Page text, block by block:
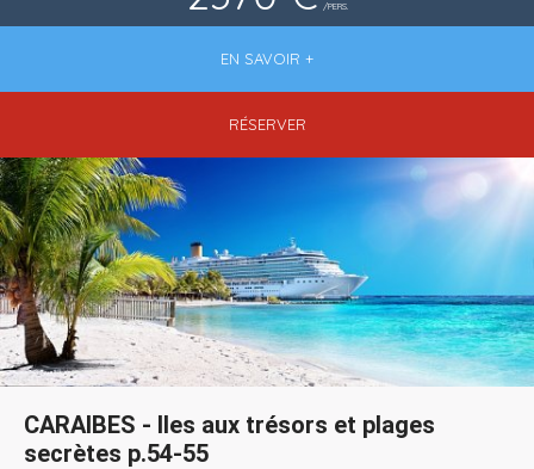
/PERS.
EN SAVOIR +
RÉSERVER
CARAIBES - Iles aux trésors et plages
secrètes p.54-55